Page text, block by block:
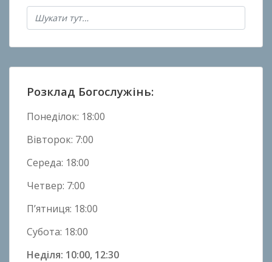
Розклад Богослужінь:
Понеділок: 18:00
Вівторок: 7:00
Середа: 18:00
Четвер: 7:00
П’ятниця: 18:00
Субота: 18:00
Неділя: 10:00, 12:30